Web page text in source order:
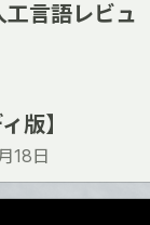
言語レビュ
版】
18日